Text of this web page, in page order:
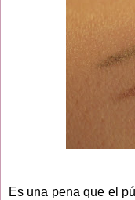
Es una pena que el